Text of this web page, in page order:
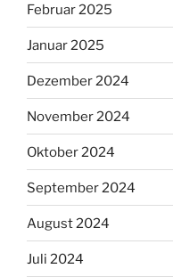
Februar 2025
Januar 2025
Dezember 2024
November 2024
Oktober 2024
September 2024
August 2024
Juli 2024